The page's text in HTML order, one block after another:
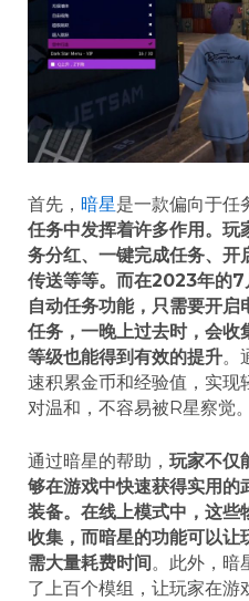
首先， 暗星是一款偏向于任
任务中发挥着许多作用。玩
务分红、一键完成任务、开
传送等等。而在2023年的7
自动任务功能，只需要开
任务，一晚上过去时，会收
等级也能得到有效的提升。
速积累金币和经验值，实现
对温和，不容易被R星察觉。
通过暗星的帮助， 玩家不仅
够在游戏中快速获得实用的
装备。在线上模式中，这些
收集，而暗星的功能可以让
需大量耗费时间。此外，暗
了上百个模组，让玩家在游